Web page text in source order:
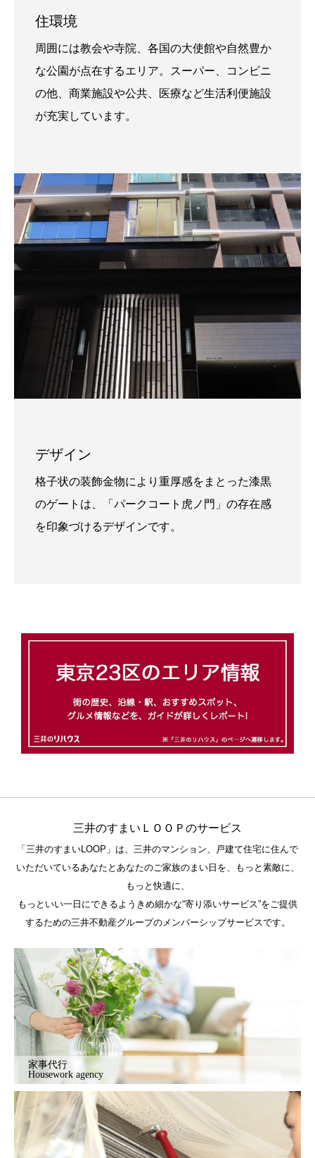
住環境
周囲には教会や寺院、各国の大使館や自然豊か
な公園が点在するエリア。スーパー、コンビニ
の他、商業施設や公共、医療など生活利便施設
が充実しています。
デザイン
格子状の装飾金物により重厚感をまとった漆黒
のゲートは、「パークコート虎ノ門」の存在感
を印象づけるデザインです。
三井のすまいＬＯＯＰのサービス
「三井のすまいLOOP」は、三井のマンション、戸建て住宅に住んで
いただいているあなたとあなたのご家族のまい日を、もっと素敵に、
もっと快適に、
もっといい一日にできるようきめ細かな“寄り添いサービス”をご提供
するための三井不動産グループのメンバーシップサービスです。
家事代行
Housework agency